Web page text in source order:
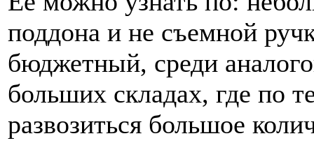
поддона и не съемной
бюджетный, среди
больших складах, где по
развозиться большое